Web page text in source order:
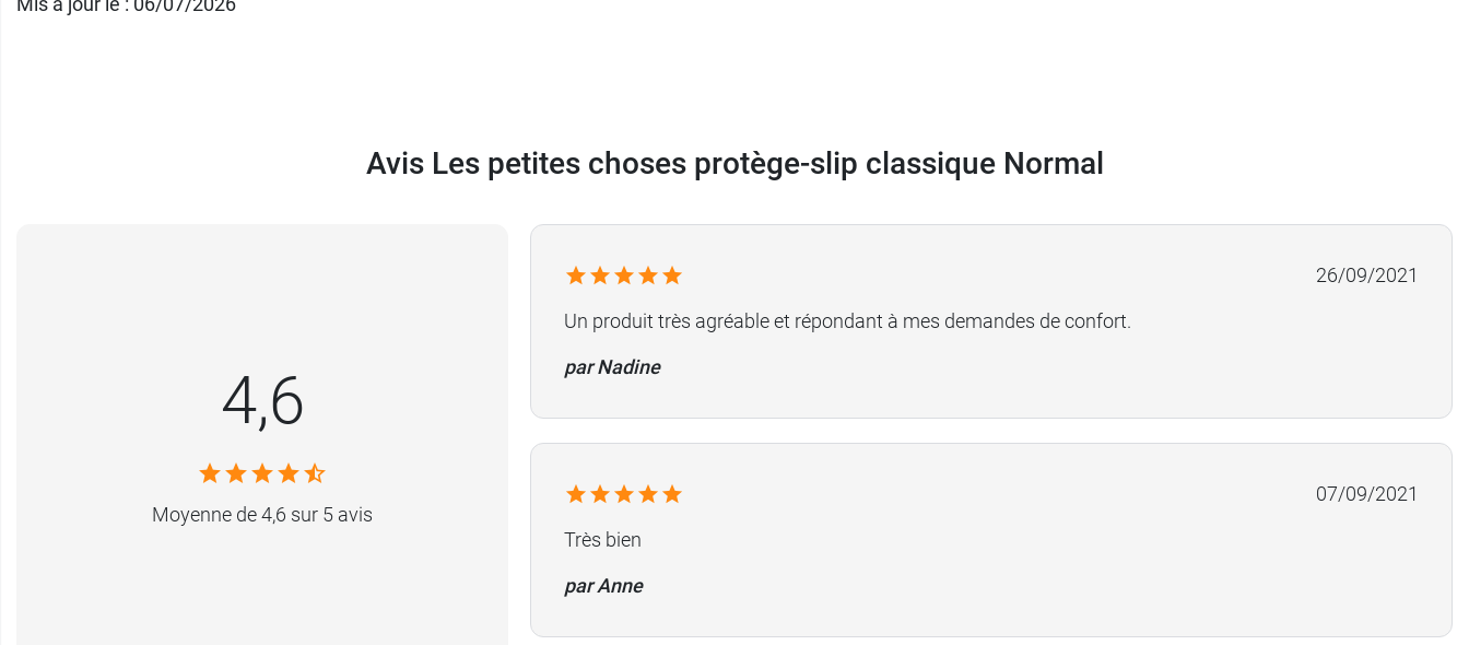
Avis Les petites choses protège-slip classique Normal
4,6
Moyenne de 4,6 sur 5 avis
26/09/2021
Un produit très agréable et répondant à mes demandes de confort.
par Nadine
07/09/2021
Très bien
par Anne